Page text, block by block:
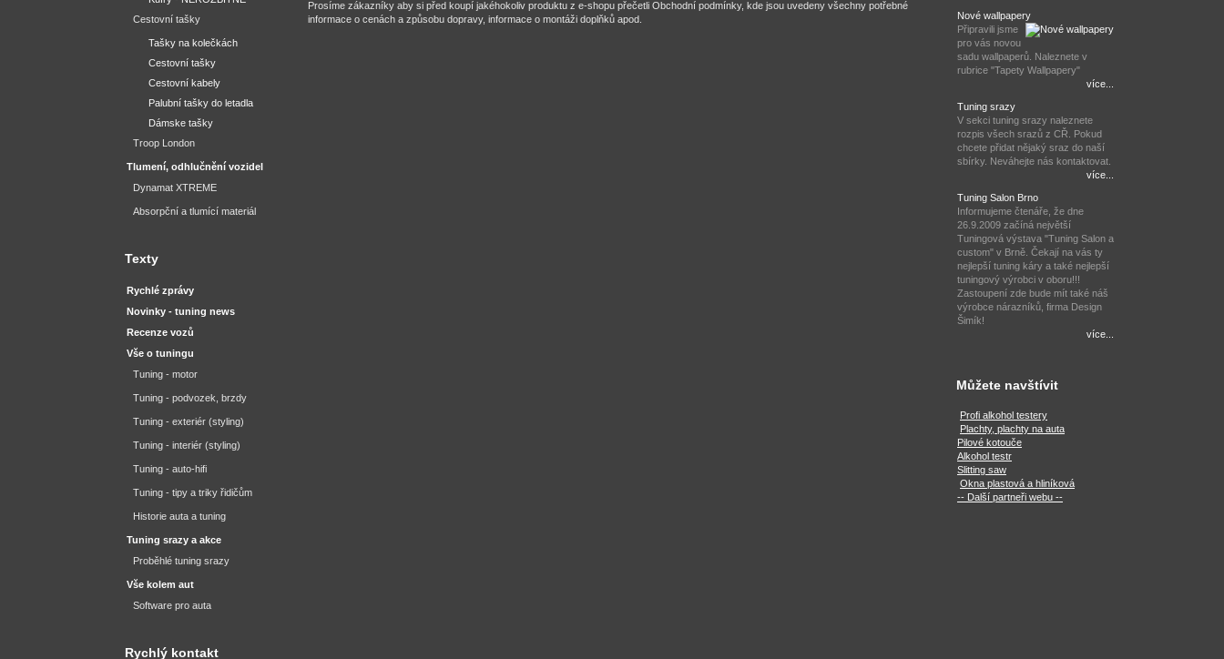
Prosíme zákazníky aby si před koupí jakéhokoliv produktu z e-shopu přečetli Obchodní podmínky, kde jsou uvedeny všechny potřebné
informace o cenách a způsobu dopravy, informace o montáži doplňků apod.
Cestovní tašky
Tašky na kolečkách
Cestovní tašky
Cestovní kabely
Palubní tašky do letadla
Dámske tašky
Troop London
Tlumení, odhlučnění vozidel
Dynamat XTREME
Absorpční a tlumící materiál
Texty
Rychlé zprávy
Novinky - tuning news
Recenze vozů
Vše o tuningu
Tuning - motor
Tuning - podvozek, brzdy
Tuning - exteriér (styling)
Tuning - interiér (styling)
Tuning - auto-hifi
Tuning - tipy a triky řidičům
Historie auta a tuning
Tuning srazy a akce
Proběhlé tuning srazy
Vše kolem aut
Software pro auta
Rychlý kontakt
Nové wallpapery
Připravili jsme
pro vás novou
sadu wallpaperů. Naleznete v
rubrice "Tapety Wallpapery"
více...
Tuning srazy
V sekci tuning srazy naleznete
rozpis všech srazů z CŘ. Pokud
chcete přidat nějaký sraz do naší
sbírky. Neváhejte nás kontaktovat.
více...
Tuning Salon Brno
Informujeme čtenáře, že dne
26.9.2009 začíná největší
Tuningová výstava "Tuning Salon a
custom" v Brně. Čekají na vás ty
nejlepší tuning káry a také nejlepší
tuningový výrobci v oboru!!!
Zastoupení zde bude mít také náš
výrobce nárazníků, firma Design
Šimík!
více...
Můžete navštívit
Profi alkohol testery
Plachty, plachty na auta
Pilové kotouče
Alkohol testr
Slitting saw
Okna plastová a hliníková
-- Další partneři webu --